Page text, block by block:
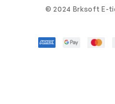
© 2024 Brksoft E-